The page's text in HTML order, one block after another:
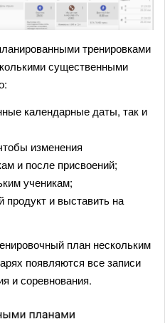
тренировками
существенными
календарные даты, так и
изменения
и после присвоений;
ученикам;
продукт и выставить на
план нескольким
появляются все записи
и соревнования.